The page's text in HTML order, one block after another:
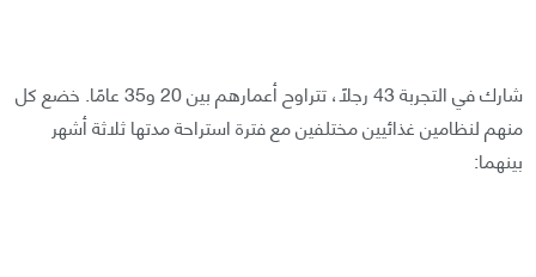
شارك في التجربة 43 رجلًا، تتراوح أعمارهم بين 20 و35 عامًا. خضع كل
منهم لنظامين غذائيين مختلفين مع فترة استراحة مدتها ثلاثة أشهر
بينهما: